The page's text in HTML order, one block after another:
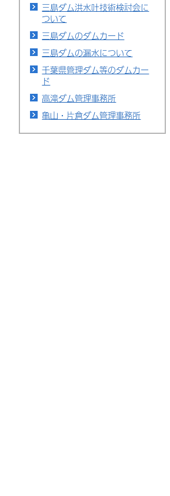
三島ダム洪水吐技術検討会に
ついて
三島ダムのダムカード
三島ダムの漏水について
千葉県管理ダム等のダムカー
ド
高滝ダム管理事務所
亀山・片倉ダム管理事務所